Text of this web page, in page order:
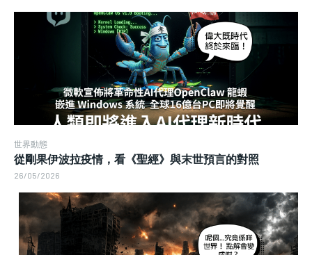
世界動態
從剛果伊波拉疫情，看《聖經》與末世預言的對照
26/05/2026